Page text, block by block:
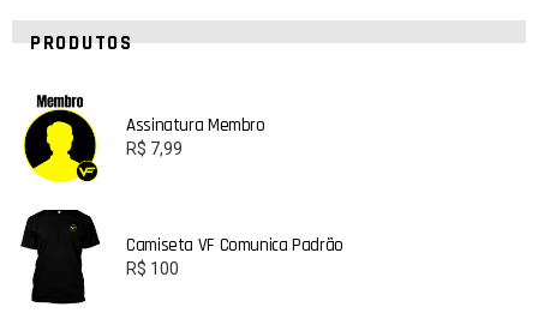
PRODUTOS
Assinatura Membro
R$ 7,99
Camiseta VF Comunica Padrão
R$ 100